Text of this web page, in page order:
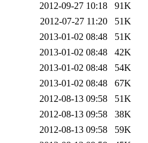
2012-09-27 10:18
91K
2012-07-27 11:20
51K
2013-01-02 08:48
51K
2013-01-02 08:48
42K
2013-01-02 08:48
54K
2013-01-02 08:48
67K
2012-08-13 09:58
51K
2012-08-13 09:58
38K
2012-08-13 09:58
59K